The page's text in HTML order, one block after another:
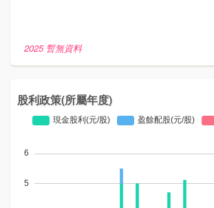
2025 暫無資料
股利政策(所屬年度)